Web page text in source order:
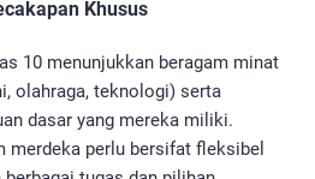
Khusus
10 menunjukkan beragam minat
olahraga, teknologi) serta
dasar yang mereka miliki.
merdeka perlu bersifat fleksibel